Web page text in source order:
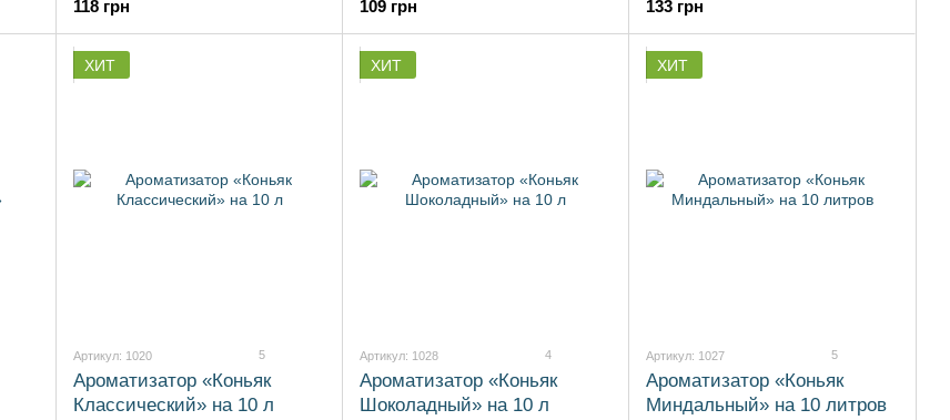
118 грн 109 грн 133 грн
ХИТ
Артикул: 1020 5
Ароматизатор «Коньяк
Классический» на 10 л
ХИТ
Артикул: 1028 4
Ароматизатор «Коньяк
Шоколадный» на 10 л
ХИТ
Артикул: 1027 5
Ароматизатор «Коньяк
Миндальный» на 10 литров